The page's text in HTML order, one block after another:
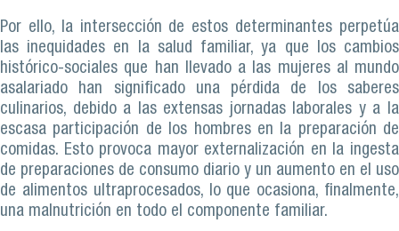
Por ello, la intersección de estos determinantes perpetúa
las inequidades en la salud familiar, ya que los cambios
histórico-sociales que han llevado a las mujeres al mundo
asalariado han significado una pérdida de los saberes
culinarios, debido a las extensas jornadas laborales y a la
escasa participación de los hombres en la preparación de
comidas. Esto provoca mayor externalización en la ingesta
de preparaciones de consumo diario y un aumento en el uso
de alimentos ultraprocesados, lo que ocasiona, finalmente,
una malnutrición en todo el componente familiar.